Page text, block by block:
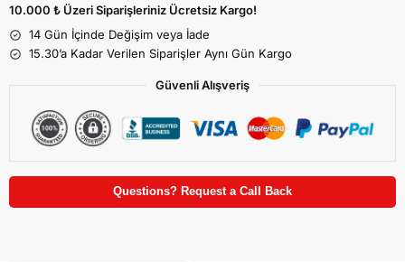
10.000 ₺ Üzeri Siparişleriniz Ücretsiz Kargo!
14 Gün İçinde Değişim veya İade
15.30’a Kadar Verilen Siparişler Aynı Gün Kargo
Güvenli Alışveriş
Questions? Request a Call Back